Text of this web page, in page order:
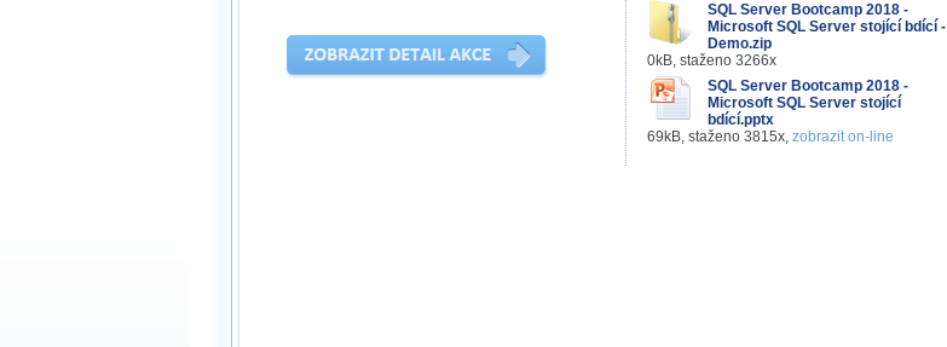
SQL Server Bootcamp 2018 -
Microsoft SQL Server stojící bdící -
Demo.zip
0kB, staženo 3266x
SQL Server Bootcamp 2018 -
Microsoft SQL Server stojící
bdící.pptx
69kB, staženo 3815x, zobrazit on-line